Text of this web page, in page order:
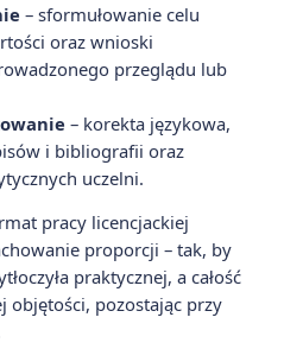
– sformułowanie celu
oraz wnioski
przeglądu lub
– korekta językowa,
i bibliografii oraz
uczelni.
pracy licencjackiej
proporcji – tak, by
praktycznej, a całość
objętości, pozostając przy